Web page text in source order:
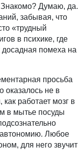
Знакомо? Думаю, да.
забывая, что
«трудный
в психике, где
досадная помеха на
просьба
оказалось не в
работает мозг в
в мытье посуды
автономию. Любое
для него звучит